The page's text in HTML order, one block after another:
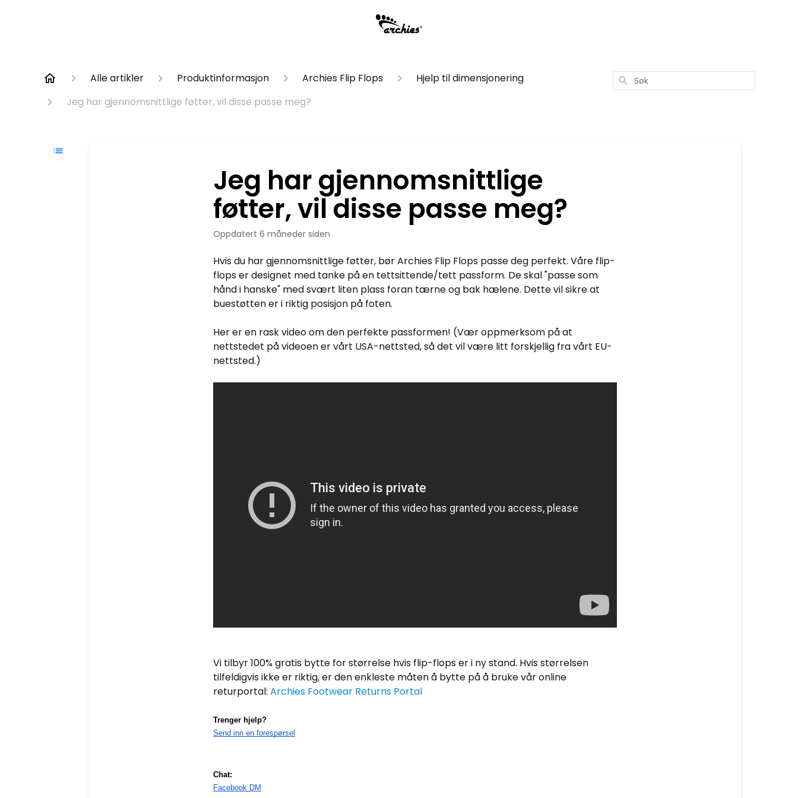
Alle artikler Produktinformasjon Archies Flip Flops
Hjelp til dimensjonering
Jeg har gjennomsnittlige føtter, vil disse passe meg?
Søk
Jeg har gjennomsnittlige
føtter, vil disse passe meg?
Oppdatert 6 måneder siden
Hvis du har gjennomsnittlige føtter, bør Archies Flip Flops passe deg perfekt.Våre flip-
flops er designet med tanke på en tettsittende/tett passform. De skal "passe som
hånd i hanske" med svært liten plass foran tærne og bak hælene. Dette vil sikre at
buestøtten er i riktig posisjon på foten.
Her er en rask video om den perfekte passformen! (Vær oppmerksom på at
nettstedet på videoen er vårt USA-nettsted, så det vil være litt forskjellig fra vårt EU-
nettsted.)
Vi tilbyr 100% gratis bytte for størrelse hvis flip-flops er i ny stand. Hvis størrelsen
tilfeldigvis ikke er riktig, er den enkleste måten å bytte på å bruke vår online
returportal:Archies Footwear Returns Portal
Trenger hjelp?
Send inn en forespørsel
Chat:
Facebook DM